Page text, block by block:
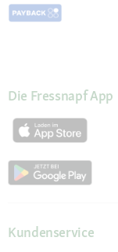
Die Fressnapf App
Kundenservice